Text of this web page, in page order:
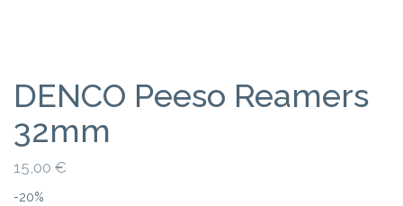
DENCO Peeso Reamers
32mm
15,00 €
-20%